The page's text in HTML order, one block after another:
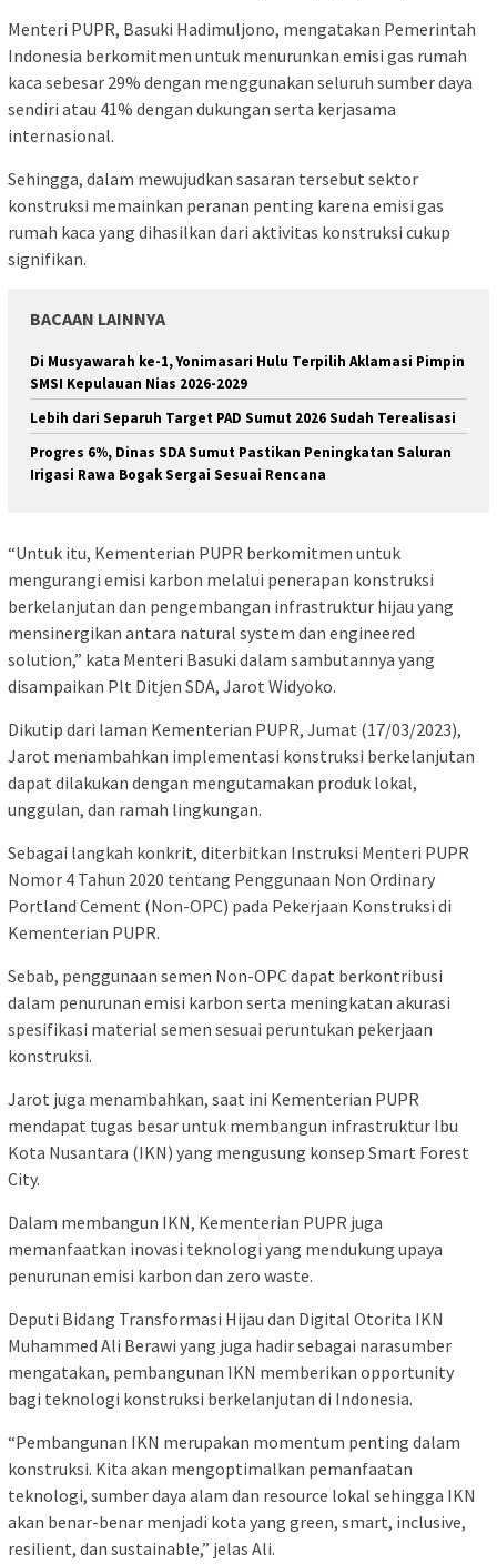
Menteri PUPR, Basuki Hadimuljono, mengatakan Pemerintah
Indonesia berkomitmen untuk menurunkan emisi gas rumah
kaca sebesar 29% dengan menggunakan seluruh sumber daya
sendiri atau 41% dengan dukungan serta kerjasama
internasional.
Sehingga, dalam mewujudkan sasaran tersebut sektor
konstruksi memainkan peranan penting karena emisi gas
rumah kaca yang dihasilkan dari aktivitas konstruksi cukup
signifikan.
BACAAN LAINNYA
Di Musyawarah ke-1, Yonimasari Hulu Terpilih Aklamasi Pimpin
SMSI Kepulauan Nias 2026-2029
Lebih dari Separuh Target PAD Sumut 2026 Sudah Terealisasi
Progres 6%, Dinas SDA Sumut Pastikan Peningkatan Saluran
Irigasi Rawa Bogak Sergai Sesuai Rencana
“Untuk itu, Kementerian PUPR berkomitmen untuk
mengurangi emisi karbon melalui penerapan konstruksi
berkelanjutan dan pengembangan infrastruktur hijau yang
mensinergikan antara natural system dan engineered
solution,” kata Menteri Basuki dalam sambutannya yang
disampaikan Plt Ditjen SDA, Jarot Widyoko.
Dikutip dari laman Kementerian PUPR, Jumat (17/03/2023),
Jarot menambahkan implementasi konstruksi berkelanjutan
dapat dilakukan dengan mengutamakan produk lokal,
unggulan, dan ramah lingkungan.
Sebagai langkah konkrit, diterbitkan Instruksi Menteri PUPR
Nomor 4 Tahun 2020 tentang Penggunaan Non Ordinary
Portland Cement (Non-OPC) pada Pekerjaan Konstruksi di
Kementerian PUPR.
Sebab, penggunaan semen Non-OPC dapat berkontribusi
dalam penurunan emisi karbon serta meningkatan akurasi
spesifikasi material semen sesuai peruntukan pekerjaan
konstruksi.
Jarot juga menambahkan, saat ini Kementerian PUPR
mendapat tugas besar untuk membangun infrastruktur Ibu
Kota Nusantara (IKN) yang mengusung konsep Smart Forest
City.
Dalam membangun IKN, Kementerian PUPR juga
memanfaatkan inovasi teknologi yang mendukung upaya
penurunan emisi karbon dan zero waste.
Deputi Bidang Transformasi Hijau dan Digital Otorita IKN
Muhammed Ali Berawi yang juga hadir sebagai narasumber
mengatakan, pembangunan IKN memberikan opportunity
bagi teknologi konstruksi berkelanjutan di Indonesia.
“Pembangunan IKN merupakan momentum penting dalam
konstruksi. Kita akan mengoptimalkan pemanfaatan
teknologi, sumber daya alam dan resource lokal sehingga IKN
akan benar-benar menjadi kota yang green, smart, inclusive,
resilient, dan sustainable,” jelas Ali.